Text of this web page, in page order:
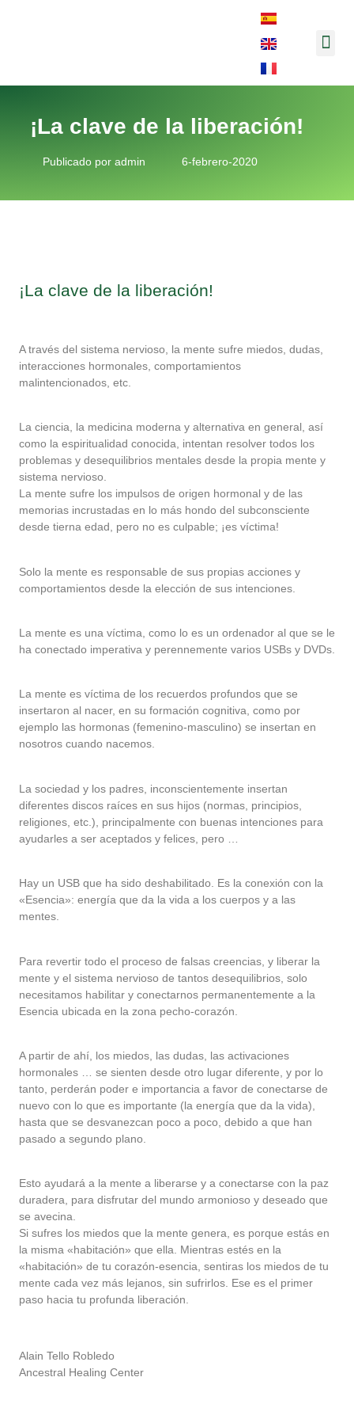
¡La clave de la liberación!
Publicado por admin 6-febrero-2020
¡La clave de la liberación!
A través del sistema nervioso, la mente sufre miedos, dudas,
interacciones hormonales, comportamientos
malintencionados, etc.
La ciencia, la medicina moderna y alternativa en general, así
como la espiritualidad conocida, intentan resolver todos los
problemas y desequilibrios mentales desde la propia mente y
sistema nervioso.
La mente sufre los impulsos de origen hormonal y de las
memorias incrustadas en lo más hondo del subconsciente
desde tierna edad, pero no es culpable; ¡es víctima!
Solo la mente es responsable de sus propias acciones y
comportamientos desde la elección de sus intenciones.
La mente es una víctima, como lo es un ordenador al que se le
ha conectado imperativa y perennemente varios USBs y DVDs.
La mente es víctima de los recuerdos profundos que se
insertaron al nacer, en su formación cognitiva, como por
ejemplo las hormonas (femenino-masculino) se insertan en
nosotros cuando nacemos.
La sociedad y los padres, inconscientemente insertan
diferentes discos raíces en sus hijos (normas, principios,
religiones, etc.), principalmente con buenas intenciones para
ayudarles a ser aceptados y felices, pero …
Hay un USB que ha sido deshabilitado. Es la conexión con la
«Esencia»: energía que da la vida a los cuerpos y a las
mentes.
Para revertir todo el proceso de falsas creencias, y liberar la
mente y el sistema nervioso de tantos desequilibrios, solo
necesitamos habilitar y conectarnos permanentemente a la
Esencia ubicada en la zona pecho-corazón.
A partir de ahí, los miedos, las dudas, las activaciones
hormonales … se sienten desde otro lugar diferente, y por lo
tanto, perderán poder e importancia a favor de conectarse de
nuevo con lo que es importante (la energía que da la vida),
hasta que se desvanezcan poco a poco, debido a que han
pasado a segundo plano.
Esto ayudará a la mente a liberarse y a conectarse con la paz
duradera, para disfrutar del mundo armonioso y deseado que
se avecina.
Si sufres los miedos que la mente genera, es porque estás en
la misma «habitación» que ella. Mientras estés en la
«habitación» de tu corazón-esencia, sentiras los miedos de tu
mente cada vez más lejanos, sin sufrirlos. Ese es el primer
paso hacia tu profunda liberación.
Alain Tello Robledo
Ancestral Healing Center